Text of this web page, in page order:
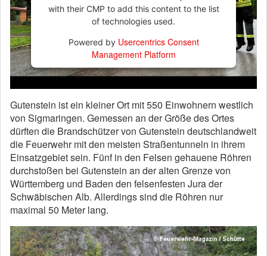
with their CMP to add this content to the list
of technologies used.
Powered by Usercentrics Consent
Management Platform
Gutenstein ist ein kleiner Ort mit 550 Einwohnern westlich
von Sigmaringen. Gemessen an der Größe des Ortes
dürften die Brandschützer von Gutenstein deutschlandweit
die Feuerwehr mit den meisten Straßentunneln in ihrem
Einsatzgebiet sein. Fünf in den Felsen gehauene Röhren
durchstoßen bei Gutenstein an der alten Grenze von
Württemberg und Baden den felsenfesten Jura der
Schwäbischen Alb. Allerdings sind die Röhren nur
maximal 50 Meter lang.